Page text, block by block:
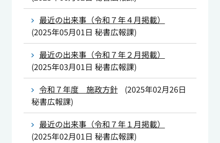
最近の出来事（令和７年４月掲載）
(2025年05月01日 秘書広報課)
最近の出来事（令和７年２月掲載）
(2025年03月01日 秘書広報課)
令和７年度 施政方針
(2025年02月26日
秘書広報課)
最近の出来事（令和７年１月掲載）
(2025年02月01日 秘書広報課)